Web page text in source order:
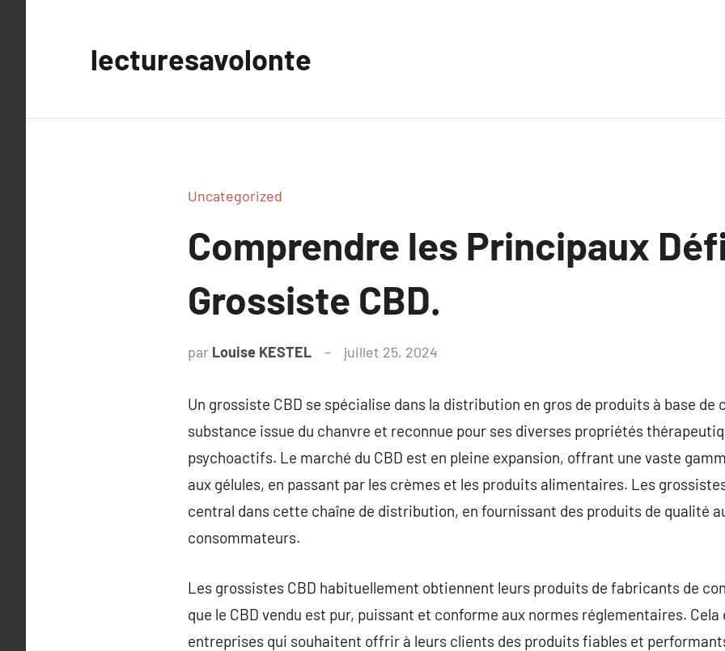
lecturesavolonte
Uncategorized
Comprendre les Principaux
Grossiste CBD.
par Louise KESTEL juillet 25, 2024
Un grossiste CBD se spécialise dans la distribution en gros de produits à base de
substance issue du chanvre et reconnue pour ses diverses propriétés
psychoactifs. Le marché du CBD est en pleine expansion, offrant une vaste
aux gélules, en passant par les crèmes et les produits alimentaires. Les
central dans cette chaîne de distribution, en fournissant des produits de qualité
consommateurs.
Les grossistes CBD habituellement obtiennent leurs produits de fabricants de
que le CBD vendu est pur, puissant et conforme aux normes réglementaires.
entreprises qui souhaitent offrir à leurs clients des produits fiables et